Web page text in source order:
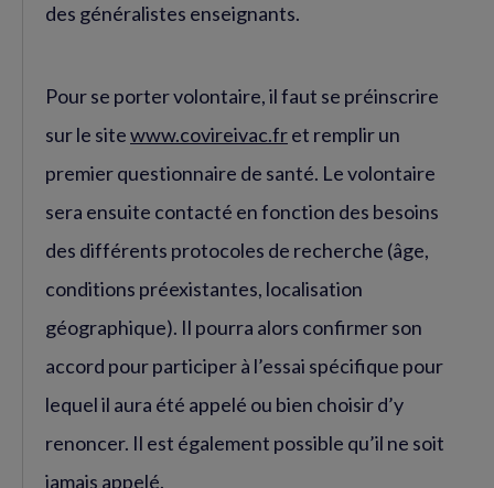
des généralistes enseignants.
Pour se porter volontaire, il faut se préinscrire
sur le sitewww.covireivac.fret remplir un
premier questionnaire de santé. Le volontaire
sera ensuite contacté en fonction des besoins
des différents protocoles de recherche (âge,
conditions préexistantes, localisation
géographique). Il pourra alors confirmer son
accord pour participer à l’essai spécifique pour
lequel il aura été appelé ou bien choisir d’y
renoncer. Il est également possible qu’il ne soit
jamais appelé.